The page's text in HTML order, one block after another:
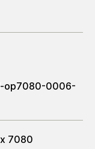
op7080-0006-
7080